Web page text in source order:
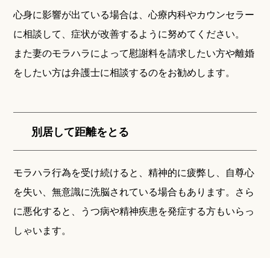
心身に影響が出ている場合は、心療内科やカウンセラー
に相談して、症状が改善するように努めてください。
また妻のモラハラによって慰謝料を請求したい方や離婚
をしたい方は弁護士に相談するのをお勧めします。
別居して距離をとる
モラハラ行為を受け続けると、精神的に疲弊し、自尊心
を失い、無意識に洗脳されている場合もあります。さら
に悪化すると、うつ病や精神疾患を発症する方もいらっ
しゃいます。